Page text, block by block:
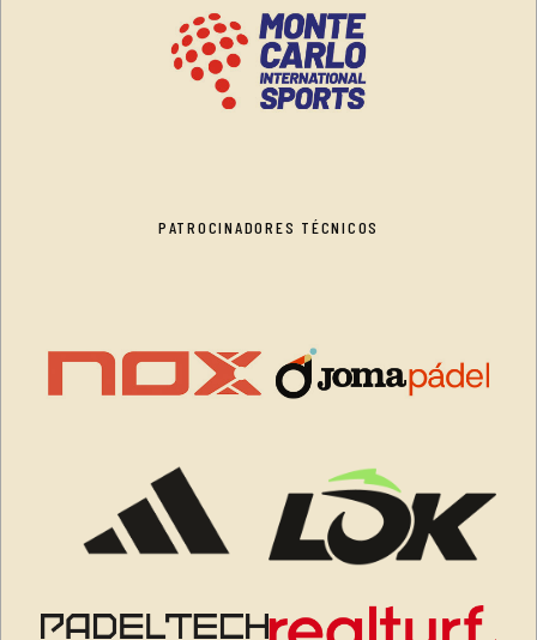
PATROCINADORES TÉCNICOS